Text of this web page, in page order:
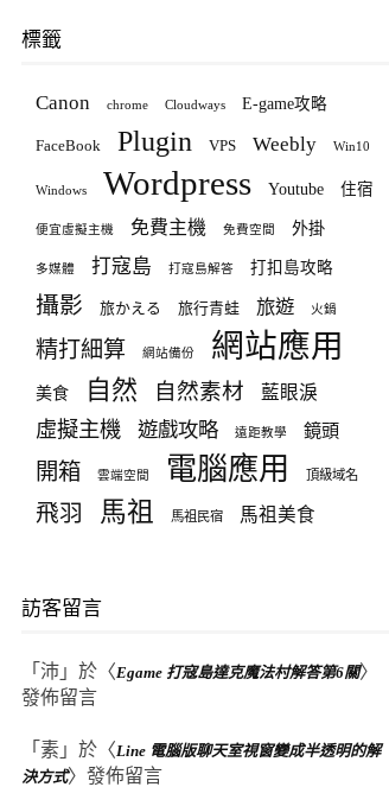
標籤
Canon chrome Cloudways E-game攻略
FaceBook Plugin VPS Weebly Win10
Windows Wordpress Youtube 住宿
便宜虛擬主機 免費主機 免費空間 外掛
多媒體 打寇島 打寇島解答 打扣島攻略
攝影 旅かえる 旅行青蛙 旅遊 火鍋
精打細算 網站備份 網站應用
美食 自然 自然素材 藍眼淚
虛擬主機 遊戲攻略 遠距教學 鏡頭
開箱 雲端空間 電腦應用 頂級域名
飛羽 馬祖 馬祖民宿 馬祖美食
訪客留言
「 沛 」於〈Egame 打寇島達克魔法村解答第6關〉
發佈留言
「 素 」於〈Line 電腦版聊天室視窗變成半透明的解
決方式〉發佈留言